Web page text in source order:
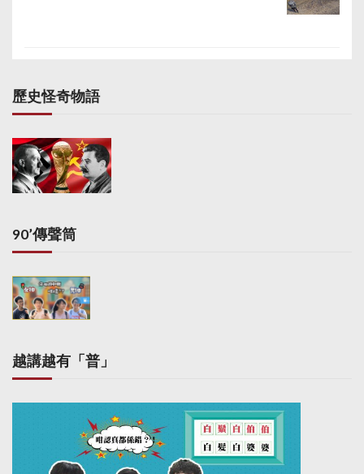
歷史怪奇物語
90’傳聲筒
越講越有「普」